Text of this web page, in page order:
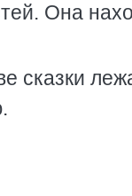
Она
сказки